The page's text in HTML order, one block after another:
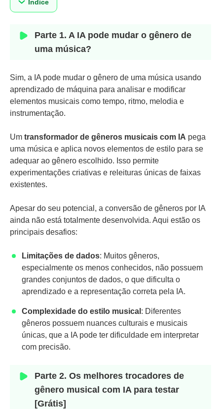
Índice
Parte 1. A IA pode mudar o gênero de
uma música?
Sim, a IA pode mudar o gênero de uma música usando
aprendizado de máquina para analisar e modificar
elementos musicais como tempo, ritmo, melodia e
instrumentação.
Um transformador de gêneros musicais com IA pega
uma música e aplica novos elementos de estilo para se
adequar ao gênero escolhido. Isso permite
experimentações criativas e releituras únicas de faixas
existentes.
Apesar do seu potencial, a conversão de gêneros por IA
ainda não está totalmente desenvolvida. Aqui estão os
principais desafios:
Limitações de dados: Muitos gêneros,
especialmente os menos conhecidos, não possuem
grandes conjuntos de dados, o que dificulta o
aprendizado e a representação correta pela IA.
Complexidade do estilo musical : Diferentes
gêneros possuem nuances culturais e musicais
únicas, que a IA pode ter dificuldade em interpretar
com precisão.
Parte 2. Os melhores trocadores de
gênero musical com IA para testar
[Grátis]